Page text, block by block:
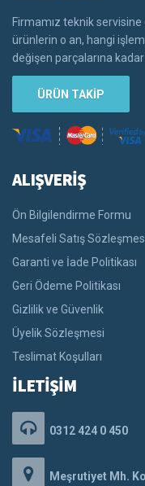
Firmamız teknik
ürünlerin o an, hangi
değişen parçalarına
ÜRÜN TAKİP
ALIŞVERİŞ
Ön Bilgilendirme Formu
Mesafeli Satış
Garanti ve İade Politikası
Geri Ödeme Politikası
Gizlilik ve Güvenlik
Üyelik Sözleşmesi
Teslimat Koşulları
İLETİŞİM
0312 424 0 450
Meşrutiyet Mh.